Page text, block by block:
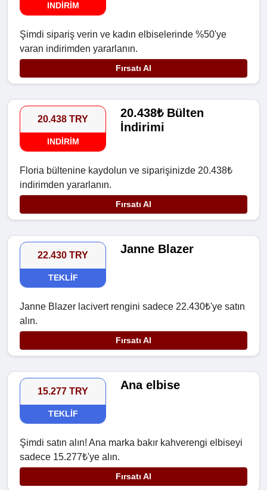
INDIRIM
Şimdi sipariş verin ve kadın elbiselerinde %50'ye
varan indirimden yararlanın.
Fırsatı Al
20.438 TRY
INDIRIM
20.438₺ Bülten
İndirimi
Floria bültenine kaydolun ve siparişinizde 20.438₺
indirimden yararlanın.
Fırsatı Al
22.430 TRY
TEKLIF
Janne Blazer
Janne Blazer lacivert rengini sadece 22.430₺'ye satın
alın.
Fırsatı Al
15.277 TRY
TEKLIF
Ana elbise
Şimdi satın alın! Ana marka bakır kahverengi elbiseyi
sadece 15.277₺'ye alın.
Fırsatı Al